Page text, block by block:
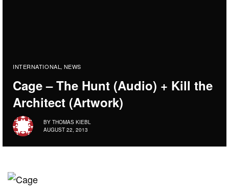
INTERNATIONAL NEWS
Cage – The Hunt (Audio) + Kill the
Architect (Artwork)
BY THOMAS KIEBL
AUGUST 22, 2013